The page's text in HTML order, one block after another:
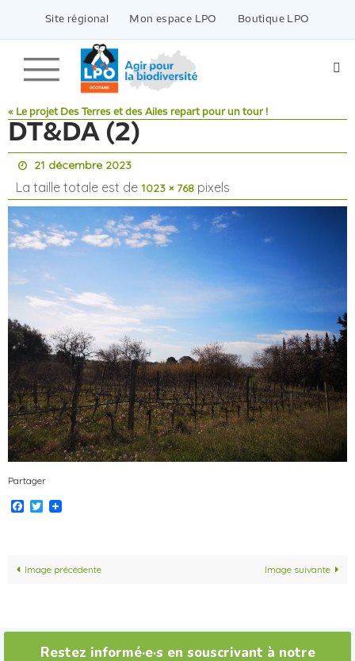
contenu
Site régional Mon espace LPO Boutique LPO
« Le projet Des Terres et des Ailes repart pour un tour !
DT&DA (2)
21 décembre 2023
La taille totale est de 1023 × 768 pixels
Partager
Facebook
Twitter
Image précédente Image suivante
Restez informé·e·s en souscrivant à notre